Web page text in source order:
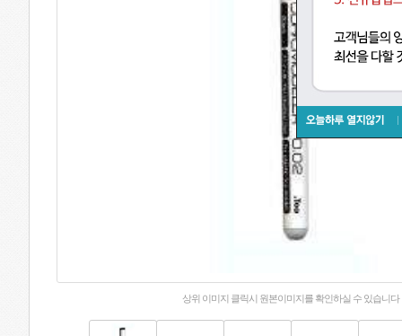
상위 이미지 클릭시 원본이미지를 확인하실 수 있습니다